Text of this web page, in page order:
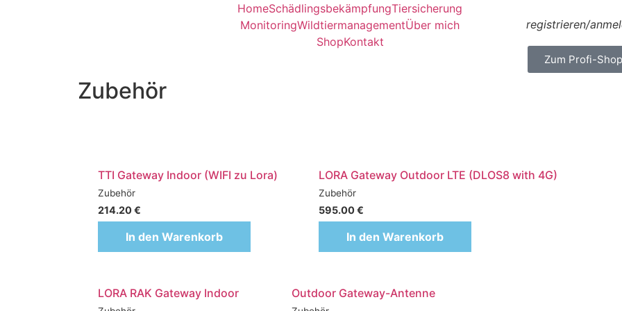
HomeSchädlingsbekämpfungTiersicherung
MonitoringWildtiermanagementÜber mich
ShopKontakt
registrieren/
Zum Profi-Shop
Zubehör
TTI Gateway Indoor (WIFI zu Lora)
Zubehör
214.20€
In den Warenkorb
LORA Gateway Outdoor LTE (DLOS8 with 4G)
Zubehör
595.00€
In den Warenkorb
LORA RAK Gateway Indoor Outdoor Gateway-Antenne